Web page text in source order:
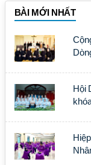
BÀI MỚI NHẤT
Hội